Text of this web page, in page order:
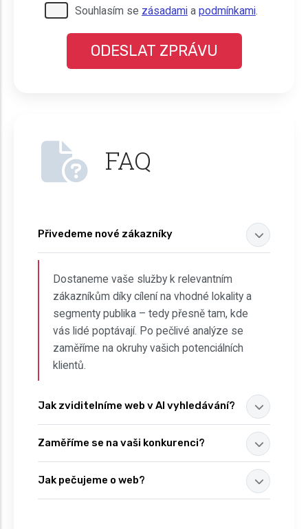
Pro odeslání musite odsouhlasit naše
podmínky.
Souhlasím se zásadami a podmínkami.
FAQ
Přivedeme nové zákazníky
Dostaneme vaše služby k relevantním
zákazníkům díky cílení na vhodné lokality a
segmenty publika – tedy přesně tam, kde
vás lidé poptávají. Po pečlivé analýze se
zaměříme na okruhy vašich potenciálních
klientů.
Jak zviditelníme web v AI vyhledávání?
Zaměříme se na vaši konkurenci?
Jak pečujeme o web?